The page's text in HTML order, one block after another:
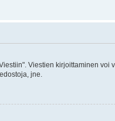
Viestien kirjoittaminen
jne.